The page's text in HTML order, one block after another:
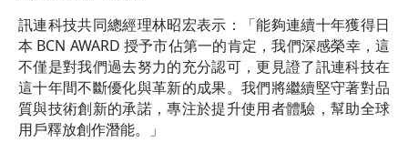
訊連科技共同總經理林昭宏表示：「能夠連續十年獲得日
本 BCN AWARD 授予市佔第一的肯定，我們深感榮幸，這
不僅是對我們過去努力的充分認可，更見證了訊連科技在
這十年間不斷優化與革新的成果。我們將繼續堅守著對品
質與技術創新的承諾，專注於提升使用者體驗，幫助全球
用戶釋放創作潛能。」